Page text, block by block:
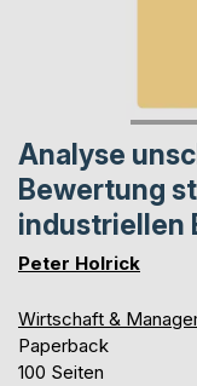
Analyse
Bewertung
industriellen
Peter Holrick
Wirtschaft &
Paperback
100 Seiten